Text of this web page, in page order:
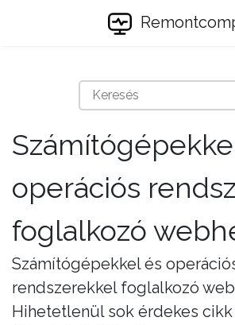
operációs
foglalkozó
Számítógépekkel és
rendszerekkel foglalkozó
Hihetetlenül sok érdekes cikk